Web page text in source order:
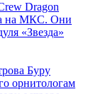
Dragon
на МКС. Они
«Звезда»
Буру
орнитологам